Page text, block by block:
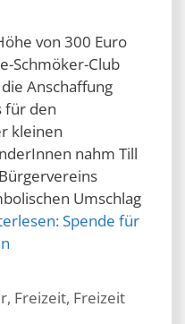
von 300 Euro
Schmöker-Club
Anschaffung
für den
kleinen
nahm Till
Umschlag
Spende für
, Freizeit, Freizeit